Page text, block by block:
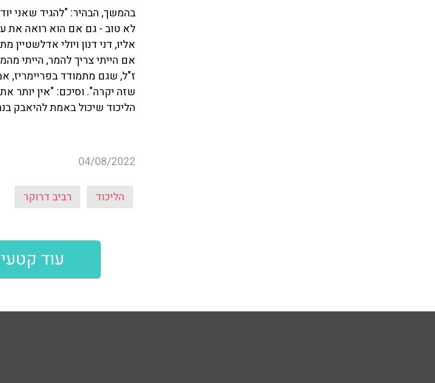
בהמשך, הבהיר: "להגיד שאני
אליו, דני דנון ויולי
אם הייתי צריך להמר, הייתי
ז"ל, שגם מתמודד בפריימריז,
שזה יקרה". וסיכם: "אין יותר
הליכוד שיכול באמת להיאבק
04/08/2022
הליכוד רביב דרוקר
עוד